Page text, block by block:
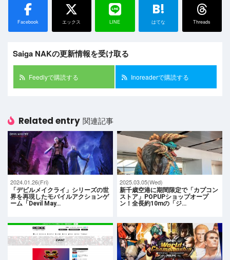
Facebook エックス LINE
B!
はてな Threads
Saiga NAKの更新情報を受け取る
Feedlyで購読する Inoreaderで購読する
Related entry 関連記事
2024.01.26(Fri)
「デビルメイクライ」シリーズの世
界を再現したモバイルアクションゲ
ーム「Devil May…
2025.03.05(Wed)
新千歳空港に期間限定で「カプコン
ストア」POPUPショップオープ
ン！全長約10mの「ジ…